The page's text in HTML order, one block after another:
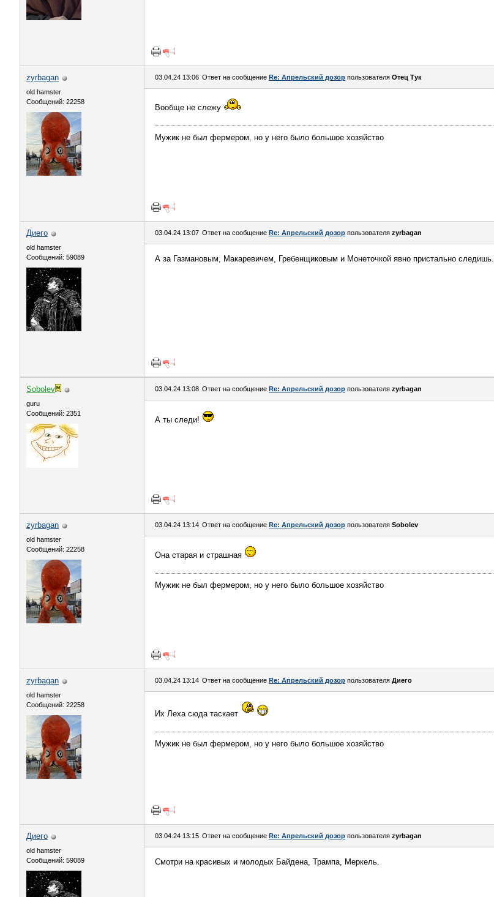
zyrbagan
old hamster
Сообщений: 22258
03.04.24 13:06 Ответ на сообщение Re: Апрельский дозор пользователя Отец Тук
Вообще не слежу
Мужик не был фермером, но у него было большое хозяйство
Диего
old hamster
Сообщений: 59089
03.04.24 13:07 Ответ на сообщение Re: Апрельский дозор пользователя zyrbagan
А за Газмановым, Макаревичем, Гребенщиковым и Монеточкой явно пристально следишь.
Sоbоlev
guru
Сообщений: 2351
03.04.24 13:08 Ответ на сообщение Re: Апрельский дозор пользователя zyrbagan
А ты следи!
zyrbagan
old hamster
Сообщений: 22258
03.04.24 13:14 Ответ на сообщение Re: Апрельский дозор пользователя Sоbоlev
Она старая и страшная
Мужик не был фермером, но у него было большое хозяйство
zyrbagan
old hamster
Сообщений: 22258
03.04.24 13:14 Ответ на сообщение Re: Апрельский дозор пользователя Диего
Их Леха сюда таскает
Мужик не был фермером, но у него было большое хозяйство
Диего
old hamster
Сообщений: 59089
03.04.24 13:15 Ответ на сообщение Re: Апрельский дозор пользователя zyrbagan
Смотри на красивых и молодых Байдена, Трампа, Меркель.